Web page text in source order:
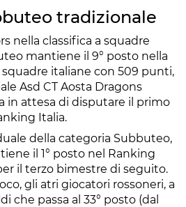
tradizionale
nella classifica a squadre
mantiene il 9° posto nella
italiane con 509 punti,
Asd CT Aosta Dragons
in attesa di disputare il primo
Italia.
della categoria Subbuteo,
il 1° posto nel Ranking
il terzo bimestre di seguito.
gli atri giocatori rossoneri, a
che passa al 33° posto (dal